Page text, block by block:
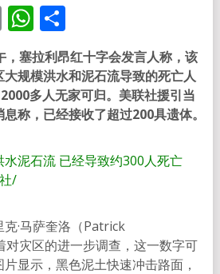
EmailWhatsApp
分
享
，塞拉利昂红十字会发言人称，该
规模洪水和泥石流导致的死亡人
多人无家可归。美联社援引当
称，已经接收了超过200具遗体。
泥石流 已经导致约300人死亡
/
·马萨奎洛（Patrick
灾区的进一步调查，这一数字可
显示，黑色泥土快速冲击路面，